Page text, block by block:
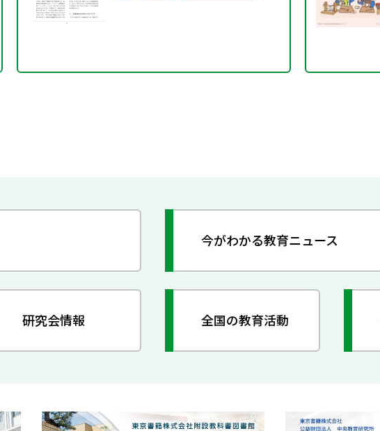
今がわかる教育ニュース
研究会情報 全国の教育活動